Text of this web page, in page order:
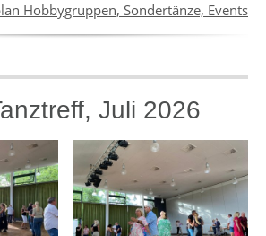
Hobbygruppen, Sondertänze, Events
Juli 2026